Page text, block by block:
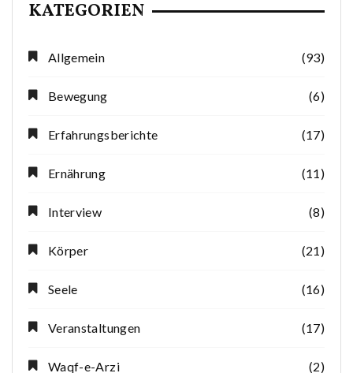
KATEGORIEN
Allgemein (93)
Bewegung (6)
Erfahrungsberichte (17)
Ernährung (11)
Interview (8)
Körper (21)
Seele (16)
Veranstaltungen (17)
Waqf-e-Arzi (2)